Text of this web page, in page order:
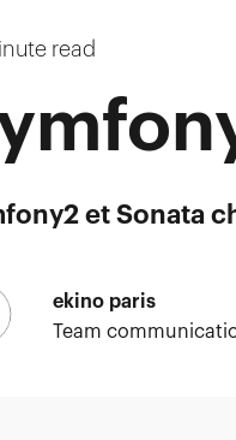
read
et Sonata
ekino paris
Team